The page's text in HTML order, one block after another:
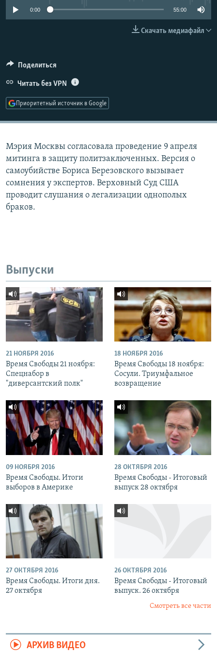
РАСПИСАНИЕ ВЕЩАНИЯ
0:00 55:00
Скачать медиафайл
Поделиться
Читать без VPN
Приоритетный источник в Google
Мэрия Москвы согласовала проведение 9 апреля
митинга в защиту политзаключенных. Версия о
самоубийстве Бориса Березовского вызывает
сомнения у экспертов. Верховный Суд США
проводит слушания о легализации однополых
браков.
Выпуски
21 НОЯБРЯ 2016
Время Свободы 21 ноября:
Спецнабор в
"диверсантский полк"
18 НОЯБРЯ 2016
Время Свободы 18 ноября:
Сосули. Триумфальное
возвращение
09 НОЯБРЯ 2016
Время Свободы. Итоги
выборов в Америке
28 ОКТЯБРЯ 2016
Время Свободы - Итоговый
выпуск 28 октября
27 ОКТЯБРЯ 2016
Время Свободы. Итоги дня.
27 октября
26 ОКТЯБРЯ 2016
Время Свободы - Итоговый
выпуск. 26 октября
Смотреть все части
АРХИВ ВИДЕО